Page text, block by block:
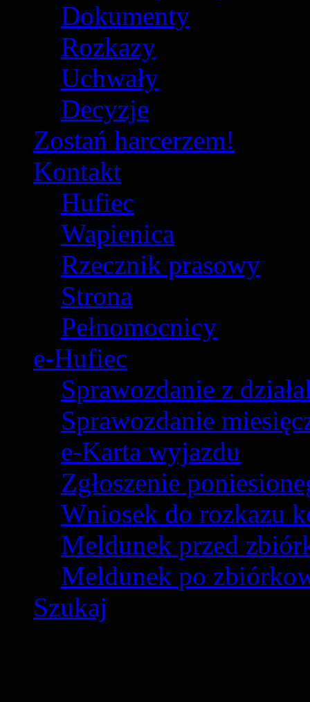
Dokumenty
Rozkazy
Uchwały
Decyzje
Zostań harcerzem!
Kontakt
Hufiec
Wapienica
Rzecznik prasowy
Strona
Pełnomocnicy
e-Hufiec
Sprawozdanie z
Sprawozdanie
e-Karta wyjazdu
Zgłoszenie
Wniosek do rozkazu
Meldunek przed
Meldunek po
Szukaj